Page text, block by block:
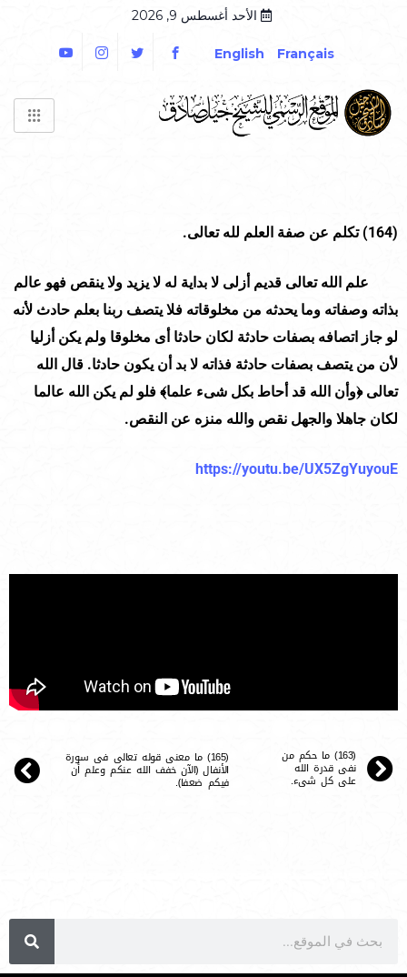
الأحد أغسطس 9, 2026
Français
English
(
164
)تكلم عن صفة العلم لله تعالى.
علم الله تعالى قديم أزلى لا بداية له لا يزيد ولا ينقص فهو عالم
بذاته وصفاته وما يحدثه من مخلوقاته فلا يتصف ربنا بعلم حادث لأنه
لو جاز اتصافه بصفات حادثة لكان حادثا أى مخلوقا ولم يكن أزليا
لأن من يتصف بصفات حادثة فذاته لا بد أن يكون حادثا. قال الله
تعالى ﴿وأن الله قد أحاط بكل شىء علما﴾ فلو لم يكن الله عالما
لكان جاهلا والجهل نقص والله منزه عن النقص.
https://youtu.be/UX5ZgYuyouE
(163) ما حكم من
نفى قدرة الله
على كل شىء.
(165) ما معنى قوله تعالى فى سورة
الأنفال ﴿الآن خفف الله عنكم وعلم أن
فيكم ضعفا﴾.